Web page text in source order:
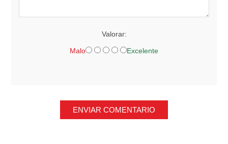
Valorar:
Malo Excelente
ENVIAR COMENTARIO